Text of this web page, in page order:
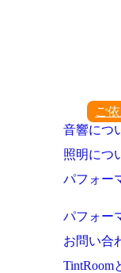
ご
音響につ
照明につ
パフォー
パフォー
お問い合
TintRoom